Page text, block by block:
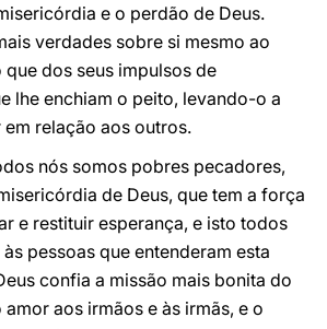
e o perdão de Deus.
verdades sobre si mesmo ao
dos seus impulsos de
lhe enchiam o peito, levando-o a
relação aos outros.
nós somos pobres pecadores,
de Deus, que tem a força
e restituir esperança, e isto todos
pessoas que entenderam esta
confia a missão mais bonita do
amor aos irmãos e às irmãs, e o